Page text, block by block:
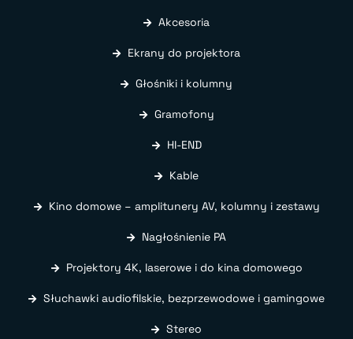
Akcesoria
Ekrany do projektora
Głośniki i kolumny
Gramofony
HI-END
Kable
Kino domowe – amplitunery AV, kolumny i zestawy
Nagłośnienie PA
Projektory 4K, laserowe i do kina domowego
Słuchawki audiofilskie, bezprzewodowe i gamingowe
Stereo